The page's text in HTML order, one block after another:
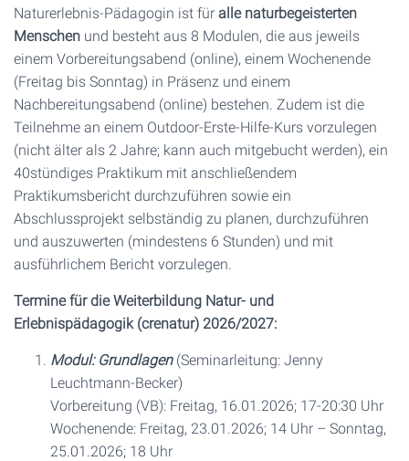
Naturerlebnis-Pädagogin ist für alle naturbegeisterten
Menschen und besteht aus 8 Modulen, die aus jeweils
einem Vorbereitungsabend (online), einem Wochenende
(Freitag bis Sonntag) in Präsenz und einem
Nachbereitungsabend (online) bestehen. Zudem ist die
Teilnehme an einem Outdoor-Erste-Hilfe-Kurs vorzulegen
(nicht älter als 2 Jahre; kann auch mitgebucht werden), ein
40stündiges Praktikum mit anschließendem
Praktikumsbericht durchzuführen sowie ein
Abschlussprojekt selbständig zu planen, durchzuführen
und auszuwerten (mindestens 6 Stunden) und mit
ausführlichem Bericht vorzulegen.
Termine für die Weiterbildung Natur- und
Erlebnispädagogik (crenatur) 2026/2027:
Modul: Grundlagen(Seminarleitung: Jenny
Leuchtmann-Becker)
Vorbereitung (VB): Freitag, 16.01.2026; 17-20:30 Uhr
Wochenende: Freitag, 23.01.2026; 14 Uhr – Sonntag,
25.01.2026; 18 Uhr